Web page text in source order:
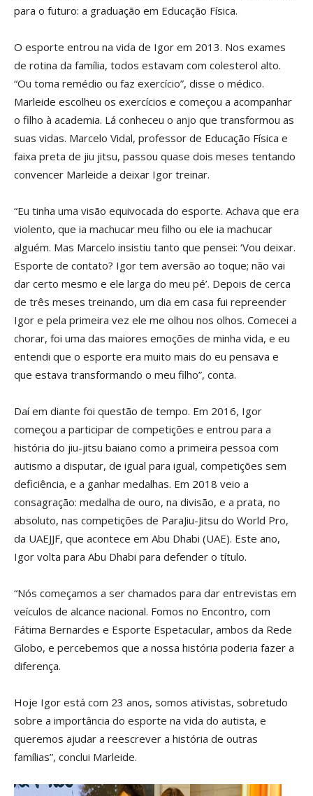
para o futuro: a graduação em Educação Física.
O esporte entrou na vida de Igor em 2013. Nos exames
de rotina da família, todos estavam com colesterol alto.
“Ou toma remédio ou faz exercício”, disse o médico.
Marleide escolheu os exercícios e começou a acompanhar
o filho à academia. Lá conheceu o anjo que transformou as
suas vidas. Marcelo Vidal, professor de Educação Física e
faixa preta de jiu jitsu, passou quase dois meses tentando
convencer Marleide a deixar Igor treinar.
“Eu tinha uma visão equivocada do esporte. Achava que era
violento, que ia machucar meu filho ou ele ia machucar
alguém. Mas Marcelo insistiu tanto que pensei: ‘Vou deixar.
Esporte de contato? Igor tem aversão ao toque; não vai
dar certo mesmo e ele larga do meu pé’. Depois de cerca
de três meses treinando, um dia em casa fui repreender
Igor e pela primeira vez ele me olhou nos olhos. Comecei a
chorar, foi uma das maiores emoções de minha vida, e eu
entendi que o esporte era muito mais do eu pensava e
que estava transformando o meu filho”, conta.
Daí em diante foi questão de tempo. Em 2016, Igor
começou a participar de competições e entrou para a
história do jiu-jitsu baiano como a primeira pessoa com
autismo a disputar, de igual para igual, competições sem
deficiência, e a ganhar medalhas. Em 2018 veio a
consagração: medalha de ouro, na divisão, e a prata, no
absoluto, nas competições de ParaJiu-Jitsu do World Pro,
da UAEJJF, que acontece em Abu Dhabi (UAE). Este ano,
Igor volta para Abu Dhabi para defender o título.
“Nós começamos a ser chamados para dar entrevistas em
veículos de alcance nacional. Fomos no Encontro, com
Fátima Bernardes e Esporte Espetacular, ambos da Rede
Globo, e percebemos que a nossa história poderia fazer a
diferença.
Hoje Igor está com 23 anos, somos ativistas, sobretudo
sobre a importância do esporte na vida do autista, e
queremos ajudar a reescrever a história de outras
famílias”, conclui Marleide.